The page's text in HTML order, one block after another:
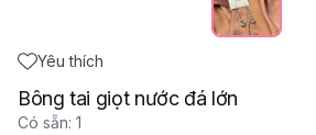
Yêu thích
Bông tai giọt nước đá lớn
Có sẵn: 1